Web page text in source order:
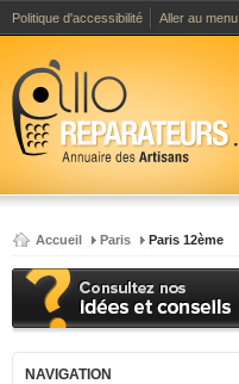
Politique d'accessibilité Aller au menu
Accueil Paris Paris 12ème
NAVIGATION